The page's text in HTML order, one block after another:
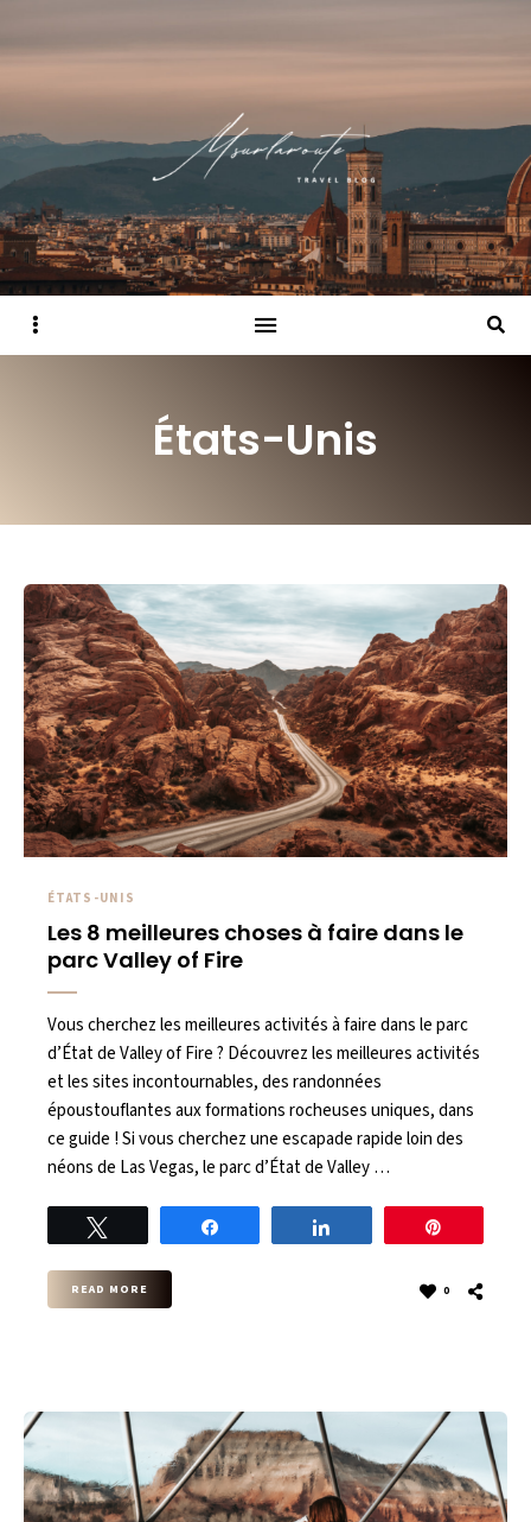
Sidebar
États-Unis
ÉTATS-UNIS
Les 8 meilleures choses à faire dans le
parc Valley of Fire
Vous cherchez les meilleures activités à faire dans le parc
d’État de Valley of Fire ? Découvrez les meilleures activités
et les sites incontournables, des randonnées
époustouflantes aux formations rocheuses uniques, dans
ce guide ! Si vous cherchez une escapade rapide loin des
néons de Las Vegas, le parc d’État de Valley …
READ MORE 0